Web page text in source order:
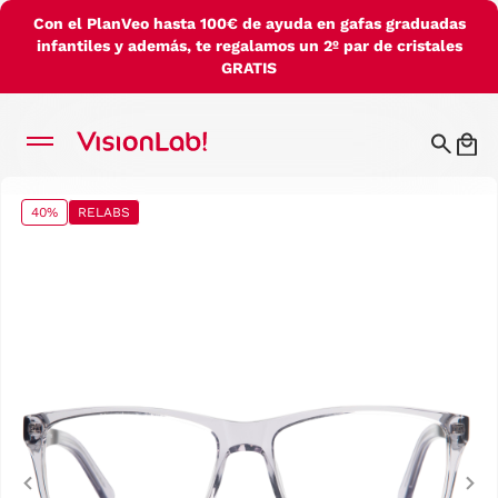
Con el PlanVeo hasta 100€ de ayuda en gafas graduadas
infantiles y además, te regalamos un 2º par de cristales
GRATIS
40% RELABS
Previous